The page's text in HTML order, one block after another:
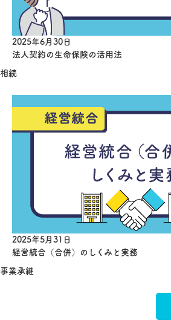
2025年6月30日
法人契約の生命保険の活用法
相続
2025年5月31日
経営統合（合併）のしくみと実務
事業承継